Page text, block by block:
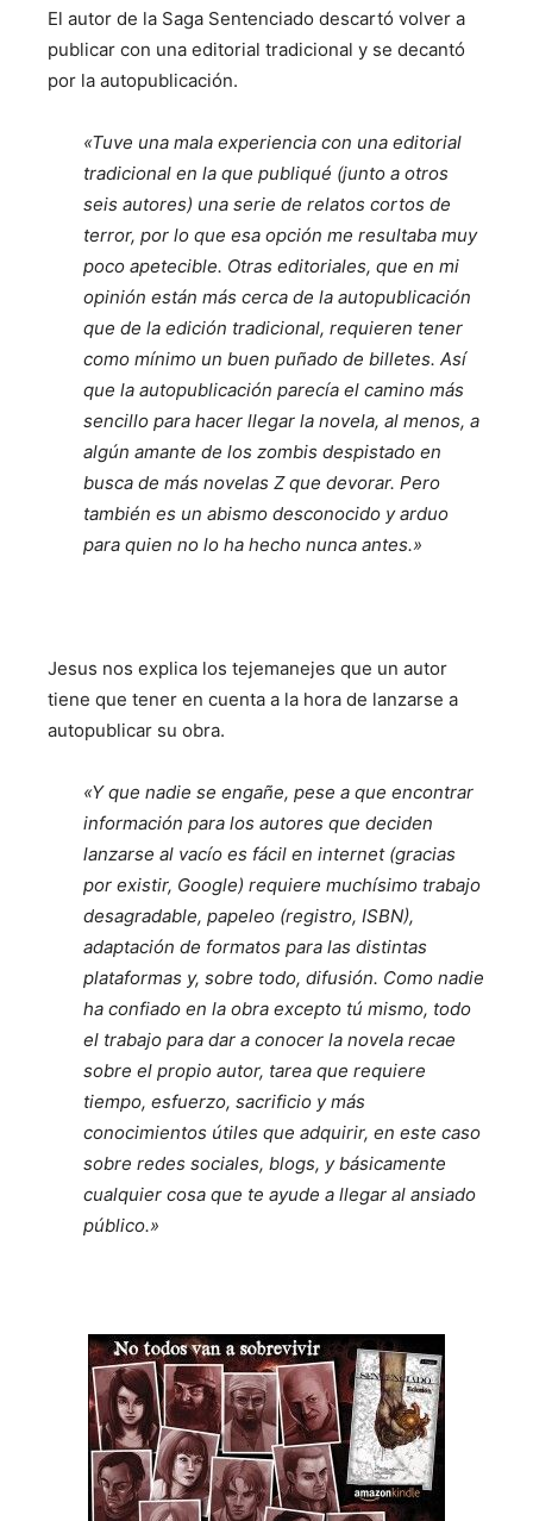
El autor de la Saga Sentenciado descartó volver a
publicar con una editorial tradicional y se decantó
por la autopublicación.
«Tuve una mala experiencia con una editorial
tradicional en la que publiqué (junto a otros
seis autores) una serie de relatos cortos de
terror, por lo que esa opción me resultaba muy
poco apetecible. Otras editoriales, que en mi
opinión están más cerca de la autopublicación
que de la edición tradicional, requieren tener
como mínimo un buen puñado de billetes. Así
que la autopublicación parecía el camino más
sencillo para hacer llegar la novela, al menos, a
algún amante de los zombis despistado en
busca de más novelas Z que devorar. Pero
también es un abismo desconocido y arduo
para quien no lo ha hecho nunca antes.»
Jesus nos explica los tejemanejes que un autor
tiene que tener en cuenta a la hora de lanzarse a
autopublicar su obra.
«Y que nadie se engañe, pese a que encontrar
información para los autores que deciden
lanzarse al vacío es fácil en internet (gracias
por existir, Google) requiere muchísimo trabajo
desagradable, papeleo (registro, ISBN),
adaptación de formatos para las distintas
plataformas y, sobre todo, difusión. Como nadie
ha confiado en la obra excepto tú mismo, todo
el trabajo para dar a conocer la novela recae
sobre el propio autor, tarea que requiere
tiempo, esfuerzo, sacrificio y más
conocimientos útiles que adquirir, en este caso
sobre redes sociales, blogs, y básicamente
cualquier cosa que te ayude a llegar al ansiado
público.»